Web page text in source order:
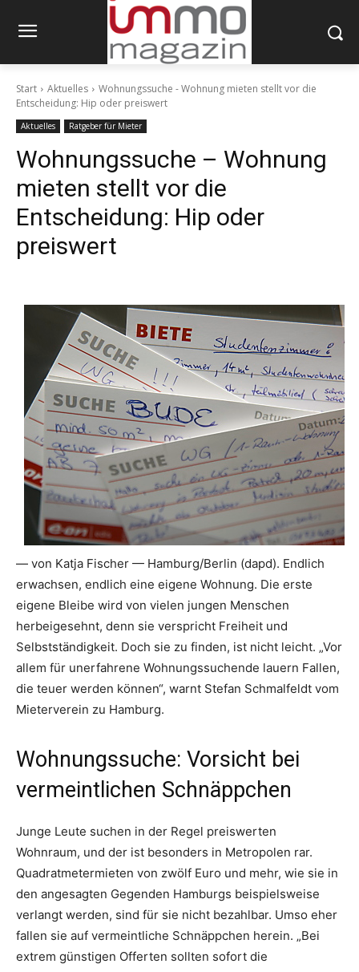
Start Aktuelles
Wohnungssuche - Wohnung mieten stellt vor die
Entscheidung: Hip oder preiswert
Aktuelles Ratgeber für Mieter
Wohnungssuche – Wohnung
mieten stellt vor die
Entscheidung: Hip oder
preiswert
— von Katja Fischer — Hamburg/Berlin (dapd). Endlich
erwachsen, endlich eine eigene Wohnung. Die erste
eigene Bleibe wird von vielen jungen Menschen
herbeigesehnt, denn sie verspricht Freiheit und
Selbstständigkeit. Doch sie zu finden, ist nicht leicht. „Vor
allem für unerfahrene Wohnungssuchende lauern Fallen,
die teuer werden können“, warnt Stefan Schmalfeldt vom
Mieterverein zu Hamburg.
Wohnungssuche: Vorsicht bei
vermeintlichen Schnäppchen
Junge Leute suchen in der Regel preiswerten
Wohnraum, und der ist besonders in Metropolen rar.
Quadratmetermieten von zwölf Euro und mehr, wie sie in
den angesagten Gegenden Hamburgs beispielsweise
verlangt werden, sind für sie nicht bezahlbar. Umso eher
fallen sie auf vermeintliche Schnäppchen herein. „Bei
extrem günstigen Offerten sollten sofort die